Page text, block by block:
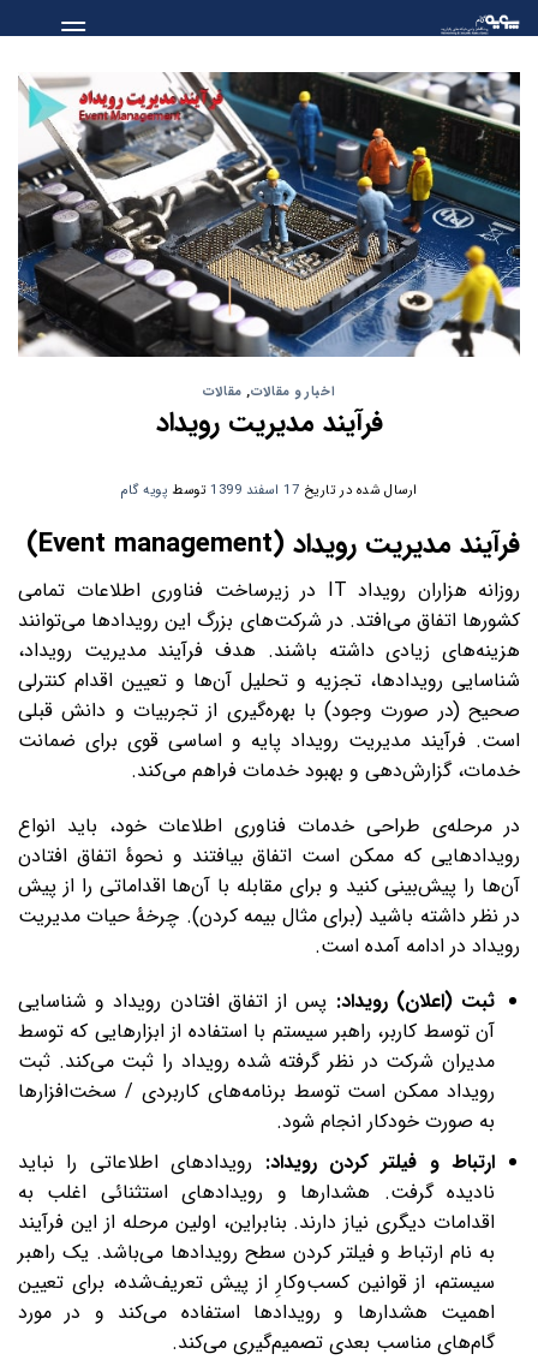
Skip
to
content
اخبار و مقالات, مقالات
فرآیند مدیریت رویداد
ارسال شده در تاریخ 17 اسفند 1399 توسط پویه گام
فرآیند مدیریت رویداد (Event management)
روزانه هزاران رویداد IT در زیرساخت فناوری اطلاعات تمامی
کشورها اتفاق می‌افتد. در شرکت‌های بزرگ این رویدادها می‌توانند
هزینه‌های زیادی داشته باشند. هدف فرآیند مدیریت رویداد،
شناسایی رویدادها، تجزیه و تحلیل آن‌ها و تعیین اقدام کنترلی
صحیح (در صورت وجود) با بهره‌گیری از تجربیات و دانش قبلی
است. فرآیند مدیریت رویداد پایه و اساسی قوی برای ضمانت
خدمات، گزارش‌دهی و بهبود خدمات فراهم می‌کند.
در مرحله‌ی طراحی خدمات فناوری اطلاعات خود، باید انواع
رویدادهایی که ممکن است اتفاق بیافتند و نحوۀ اتفاق افتادن
آن‌ها را پیش‌بینی کنید و برای مقابله با آن‌ها اقداماتی را از پیش
در نظر داشته باشید (برای مثال بیمه کردن). چرخۀ حیات مدیریت
رویداد در ادامه آمده است.
ثبت (اعلان) رویداد: پس از اتفاق افتادن رویداد و شناسایی
آن توسط کاربر، راهبر سیستم با استفاده از ابزارهایی که توسط
مدیران شرکت در نظر گرفته شده رویداد را ثبت می‌کند. ثبت
رویداد ممکن است توسط برنامه‌های کاربردی / سخت‌افزارها
به صورت خودکار انجام شود.
ارتباط و فیلتر کردن رویداد: رویدادهای اطلاعاتی را نباید
نادیده گرفت. هشدارها و رویدادهای استثنائی اغلب به
اقدامات دیگری نیاز دارند. بنابراین، اولین مرحله از این فرآیند
به نام ارتباط و فیلتر کردن سطح رویدادها می‌باشد. یک راهبر
سیستم، از قوانین کسب‌وکارِ از پیش تعریف‌شده، برای تعیین
اهمیت هشدارها و رویدادها استفاده می‌کند و در مورد
گام‌های مناسب بعدی تصمیم‌گیری می‌کند.